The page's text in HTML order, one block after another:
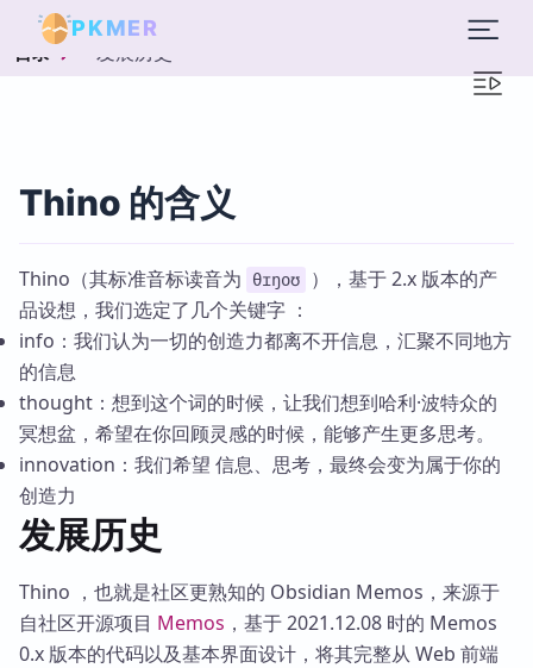
PKMER
目录 发展历史
Thino 的含义
Thino（其标准音标读音为 θɪŋoʊ
），基于 2.x 版本的产
品设想，我们选定了几个关键字 ：
info：我们认为一切的创造力都离不开信息，汇聚不同地方
的信息
thought：想到这个词的时候，让我们想到哈利·波特众的
冥想盆，希望在你回顾灵感的时候，能够产生更多思考。
innovation：我们希望 信息、思考，最终会变为属于你的
创造力
发展历史
Thino ，也就是社区更熟知的 Obsidian Memos，来源于
自社区开源项目 Memos ，基于 2021.12.08 时的 Memos
0.x 版本的代码以及基本界面设计，将其完整从 Web 前端